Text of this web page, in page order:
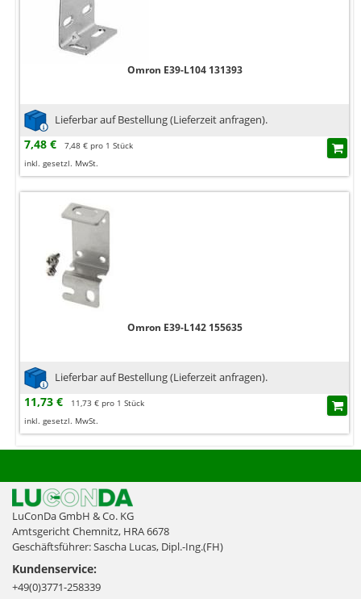
Omron E39-L104 131393
Lieferbar auf Bestellung (Lieferzeit anfragen).
7,48 €
7,48 € pro 1 Stück
inkl. gesetzl. MwSt.
Omron E39-L142 155635
Lieferbar auf Bestellung (Lieferzeit anfragen).
11,73 €
11,73 € pro 1 Stück
inkl. gesetzl. MwSt.
LuConDa GmbH & Co. KG
Amtsgericht Chemnitz, HRA 6678
Geschäftsführer: Sascha Lucas, Dipl.-Ing.(FH)
Kundenservice:
+49(0)3771-258339